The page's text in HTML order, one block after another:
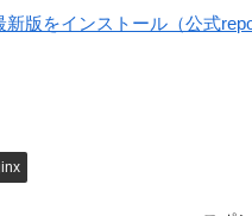
版をインストール（公式